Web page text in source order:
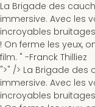
La Brigade des
immersive. Avec les
incroyables
! On ferme les yeux,
film. " -Franck Thilliez
">" /> La Brigade des
immersive. Avec les
incroyables